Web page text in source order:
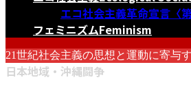
エコ社会主義革命宣言〈
フェミニズムFeminism
21世紀社会主義の思想と運動に寄与
日本地域・沖縄闘争